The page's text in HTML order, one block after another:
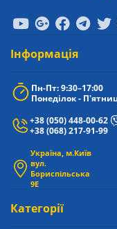
Iнформація
Пн-Пт: 9:30–17:00
Понеділок -
+38 (050) 448-00-62
+38 (068) 217-91-99
Україна, м.Київ
вул.
Бориспільська
9Е
Категорії